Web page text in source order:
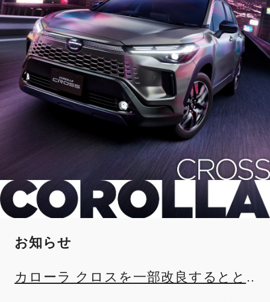
お知らせ
カローラ クロスを一部改良するとと